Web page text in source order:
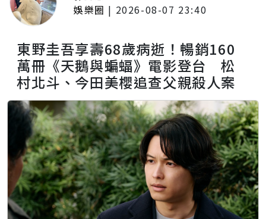
娛樂圈 | 2026-08-07 23:40
東野圭吾享壽68歲病逝！暢銷160
萬冊《天鵝與蝙蝠》電影登台 松
村北斗、今田美櫻追查父親殺人案